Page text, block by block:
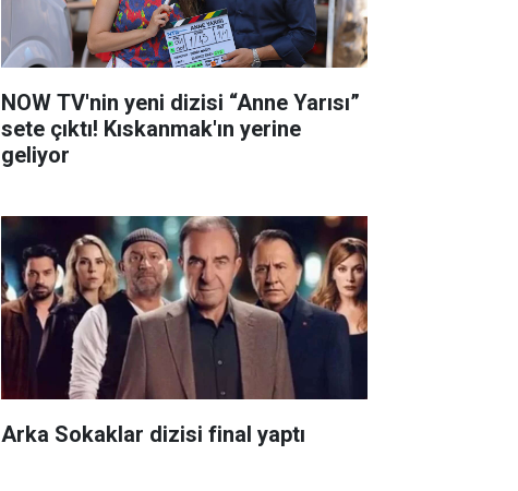
NOW TV'nin yeni dizisi “Anne Yarısı”
sete çıktı! Kıskanmak'ın yerine
geliyor
Arka Sokaklar dizisi final yaptı